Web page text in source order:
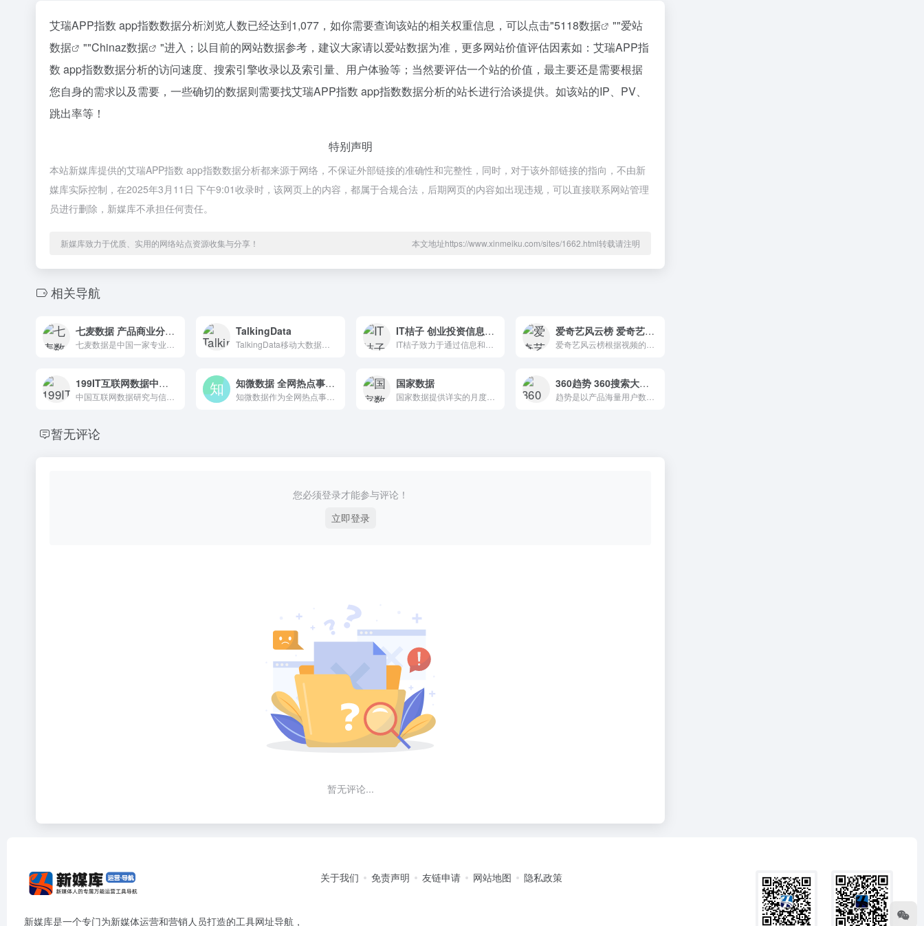
艾瑞APP指数 app指数数据分析浏览人数已经达到1,077，如你需要查询该站的相关权重信息，可以点击"5118数据 ""爱站
数据
""Chinaz数据
"进入；以目前的网站数据参考，建议大家请以爱站数据为准，更多网站价值评估因素如：艾瑞APP指
数 app指数数据分析的访问速度、搜索引擎收录以及索引量、用户体验等；当然要评估一个站的价值，最主要还是需要根据
您自身的需求以及需要，一些确切的数据则需要找艾瑞APP指数 app指数数据分析的站长进行洽谈提供。如该站的IP、PV、
跳出率等！
特别声明
本站新媒库提供的艾瑞APP指数 app指数数据分析都来源于网络，不保证外部链接的准确性和完整性，同时，对于该外部链接的指向，不由新
媒库实际控制，在2025年3月11日 下午9:01收录时，该网页上的内容，都属于合规合法，后期网页的内容如出现违规，可以直接联系网站管理
员进行删除，新媒库不承担任何责任。
新媒库致力于优质、实用的网络站点资源收集与分享！ 本文地址https://www.xinmeiku.com/sites/1662.html转载请注明
相关导航
七麦数据 产品商业分析平台 TalkingData
TalkingData移动大数据服务平台；提供全面的产品统计分析服务、权威的移动行业数据解析，帮助你用数据说话。
IT桔子 创业投资信息平台 爱奇艺风云榜 爱奇艺内容热度指数
199IT互联网数据中心 互联网数据资讯网 知微数据 全网热点事件分析平台
知微数据作为全网热点事件分析平台，对事件传播和舆论场变化进行全面、动态的跟踪解读，并进行数据可视化分析。
国家数据
国家数据提供详实的月度、季度、年度数据以及普查、地区、部门、国际数据
360趋势 360搜索大数据分享平台
暂无评论
您必须登录才能参与评论！
立即登录
暂无评论...
新媒库是一个专门为新媒体运营和营销人员打造的工具网址导航，
关于我们 免责声明 友链申请 网站地图 隐私政策